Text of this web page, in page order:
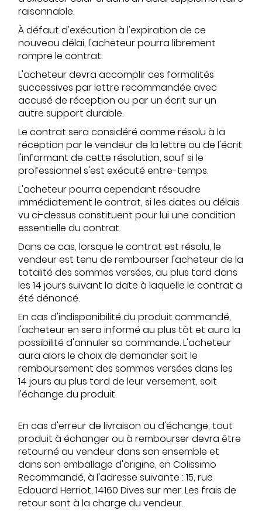
raisonnable.
À défaut d'exécution à l'expiration de ce
nouveau délai, l'acheteur pourra librement
rompre le contrat.
L'acheteur devra accomplir ces formalités
successives par lettre recommandée avec
accusé de réception ou par un écrit sur un
autre support durable.
Le contrat sera considéré comme résolu à la
réception par le vendeur de la lettre ou de l'écrit
l'informant de cette résolution, sauf si le
professionnel s'est exécuté entre-temps.
L'acheteur pourra cependant résoudre
immédiatement le contrat, si les dates ou délais
vu ci-dessus constituent pour lui une condition
essentielle du contrat.
Dans ce cas, lorsque le contrat est résolu, le
vendeur est tenu de rembourser l'acheteur de la
totalité des sommes versées, au plus tard dans
les 14 jours suivant la date à laquelle le contrat a
été dénoncé.
En cas d'indisponibilité du produit commandé,
l'acheteur en sera informé au plus tôt et aura la
possibilité d'annuler sa commande. L'acheteur
aura alors le choix de demander soit le
remboursement des sommes versées dans les
14 jours au plus tard de leur versement, soit
l'échange du produit.
En cas d'erreur de livraison ou d'échange, tout
produit à échanger ou à rembourser devra être
retourné au vendeur dans son ensemble et
dans son emballage d'origine, en Colissimo
Recommandé, à l'adresse suivante : 15, rue
Edouard Herriot, 14160 Dives sur mer. Les frais de
retour sont à la charge du vendeur.